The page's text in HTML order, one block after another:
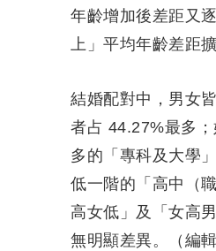
年齡增加後差距又
上」平均年齡差距
結婚配對中，男女
者占 44.27%最多
多的「專科及大學
低一階的「高中（
高女低」及「女高
無明顯差異。（編